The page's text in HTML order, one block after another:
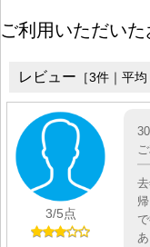
ご利用いただい
レビュー ［3件｜平均
3/5点